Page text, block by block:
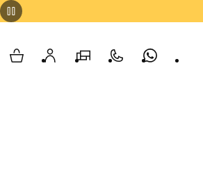
Whatsappצור קשרהסניפים שלנוהחשבון שלי